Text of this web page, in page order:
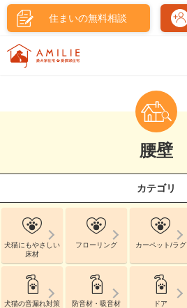
住まいの無料相談
腰壁
カテゴリ
犬猫にもやさしい
床材
フローリング カーペット/ラグ
犬猫の音漏れ対策 防音材・吸音材 ドア